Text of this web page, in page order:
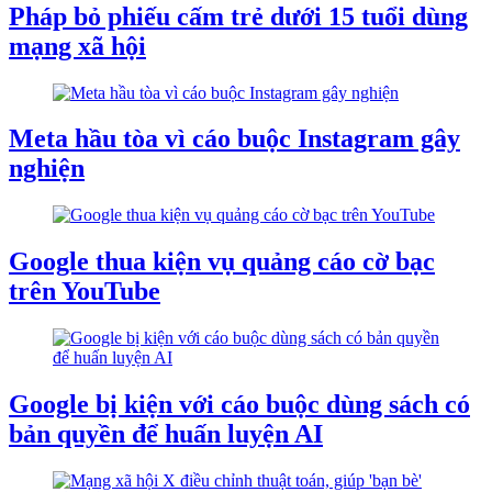
Pháp bỏ phiếu cấm trẻ dưới 15 tuổi dùng
mạng xã hội
Meta hầu tòa vì cáo buộc Instagram gây
nghiện
Google thua kiện vụ quảng cáo cờ bạc
trên YouTube
Google bị kiện với cáo buộc dùng sách có
bản quyền để huấn luyện AI